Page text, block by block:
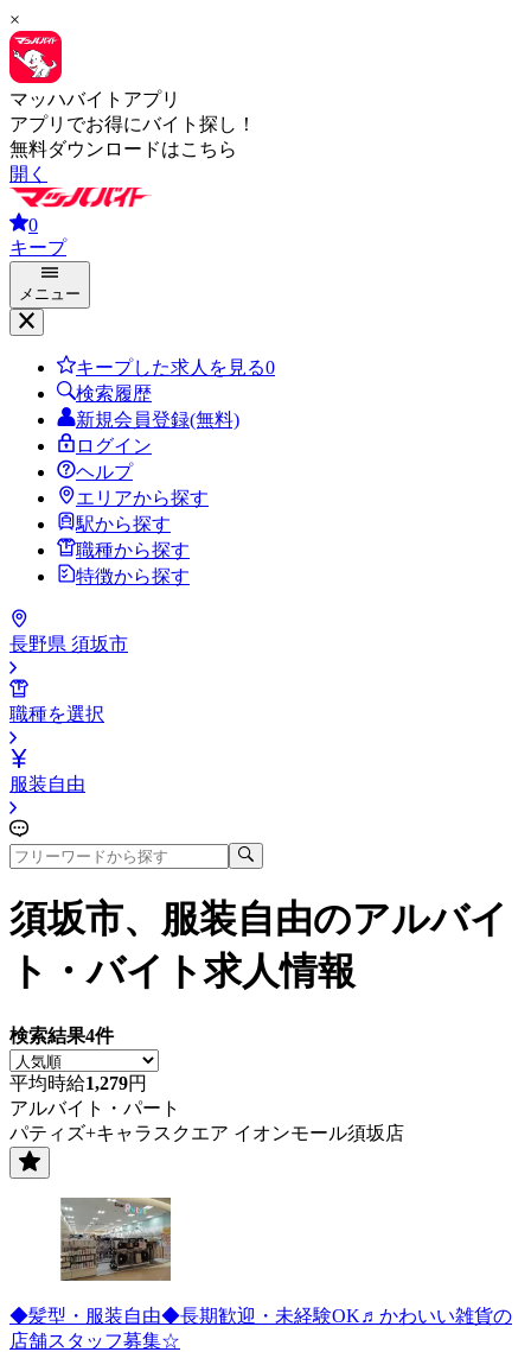
×
マッハバイトアプリ
アプリでお得にバイト探し！
無料ダウンロードはこちら
開く
0
キープ
メニュー
キープした求人を見る0
検索履歴
新規会員登録(無料)
ログイン
ヘルプ
エリアから探す
駅から探す
職種から探す
特徴から探す
長野県 須坂市
職種を選択
服装自由
須坂市、服装自由のアルバイ
ト・バイト求人情報
検索結果4件
平均時給1,279円
アルバイト・パート
パティズ+キャラスクエア イオンモール須坂店
◆髪型・服装自由◆長期歓迎・未経験OK♬かわいい雑貨の
店舗スタッフ募集☆